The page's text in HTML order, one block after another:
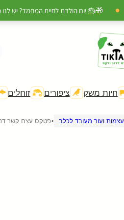
🎂 יום הולדת לחיית המחמד? יש לנו
כל
🎁
חיות משק ציפורים זוחלים
עצמות ועור מעובד לכלב >פטקס עצם קשר דנטלית